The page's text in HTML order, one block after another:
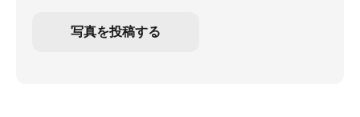
写真を投稿する